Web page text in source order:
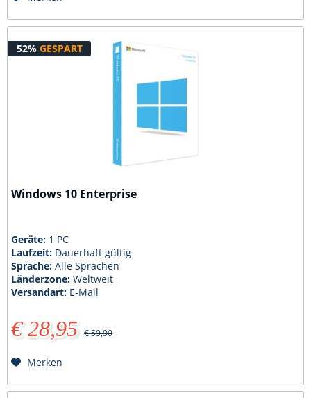
52% GESPART
Windows 10 Enterprise
Geräte: 1 PC
Laufzeit: Dauerhaft gültig
Sprache:Alle Sprachen
Länderzone:Weltweit
Versandart: E-Mail
€ 28,95 € 59,90
Merken